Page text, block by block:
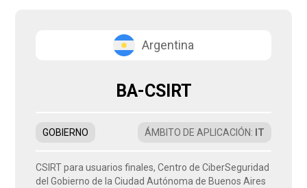
Argentina
BA-CSIRT
GOBIERNO ÁMBITO DE APLICACIÓN: IT
CSIRT para usuarios finales, Centro de CiberSeguridad
del Gobierno de la Ciudad Autónoma de Buenos Aires